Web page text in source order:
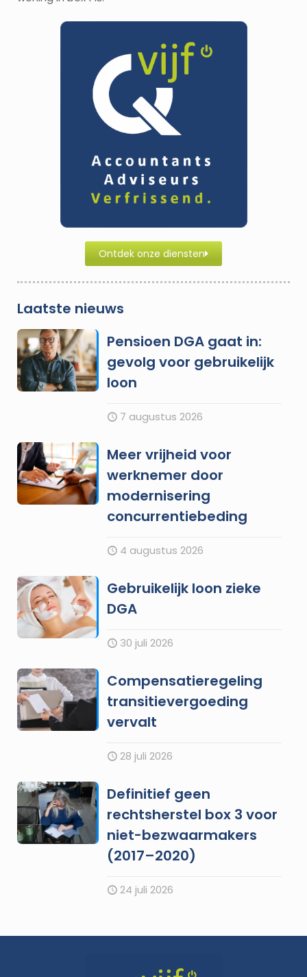
Ontdek onze diensten
Laatste nieuws
Pensioen DGA gaat in:
gevolg voor gebruikelijk
loon
7 augustus 2026
Meer vrijheid voor
werknemer door
modernisering
concurrentiebeding
4 augustus 2026
Gebruikelijk loon zieke
DGA
30 juli 2026
Compensatieregeling
transitievergoeding
vervalt
28 juli 2026
Definitief geen
rechtsherstel box 3 voor
niet-bezwaarmakers
(2017–2020)
24 juli 2026